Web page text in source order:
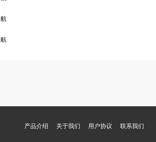
产品介绍 关于我们 用户协议 联系我们